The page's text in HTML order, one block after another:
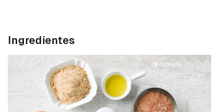
Ingredientes